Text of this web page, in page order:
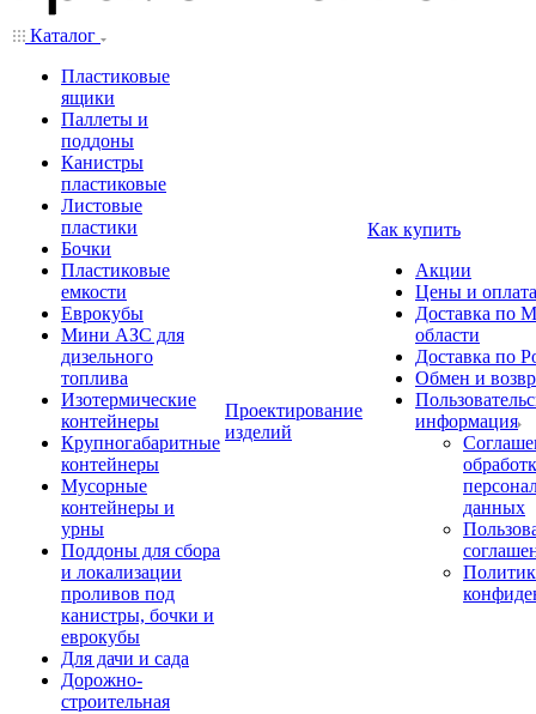
Каталог
Пластиковые
ящики
Паллеты и
поддоны
Канистры
пластиковые
Листовые
пластики
Бочки
Пластиковые
емкости
Еврокубы
Мини АЗС для
дизельного
топлива
Изотермические
контейнеры
Крупногабаритные
контейнеры
Мусорные
контейнеры и
урны
Поддоны для сбора
и локализации
проливов под
канистры, бочки и
еврокубы
Для дачи и сада
Дорожно-
строительная
Проектирование
изделий
Как купить
Акции
Цены и оплата
Доставка по
области
Доставка по
Обмен и
информация
данных